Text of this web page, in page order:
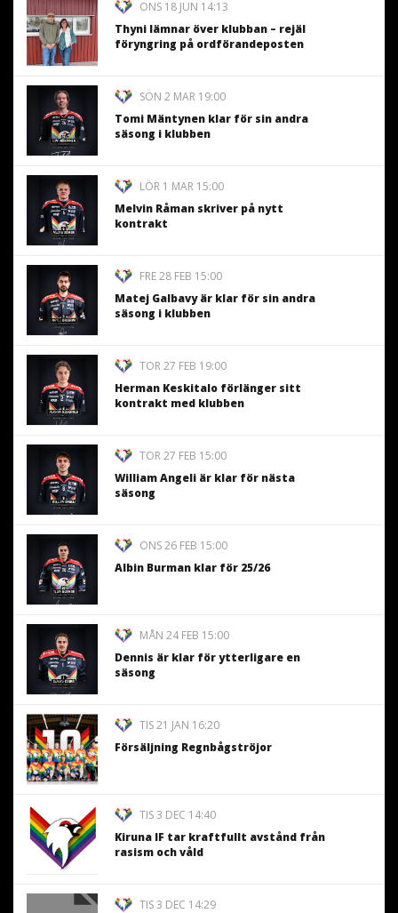
ONS 18 JUN 14:13
Thyni lämnar över klubban – rejäl
föryngring på ordförandeposten
SÖN 2 MAR 19:00
Tomi Mäntynen klar för sin andra
säsong i klubben
LÖR 1 MAR 15:00
Melvin Råman skriver på nytt
kontrakt
FRE 28 FEB 15:00
Matej Galbavy är klar för sin andra
säsong i klubben
TOR 27 FEB 19:00
Herman Keskitalo förlänger sitt
kontrakt med klubben
TOR 27 FEB 15:00
William Angeli är klar för nästa
säsong
ONS 26 FEB 15:00
Albin Burman klar för 25/26
MÅN 24 FEB 15:00
Dennis är klar för ytterligare en
säsong
TIS 21 JAN 16:20
Försäljning Regnbågströjor
TIS 3 DEC 14:40
Kiruna IF tar kraftfullt avstånd från
rasism och våld
TIS 3 DEC 14:29